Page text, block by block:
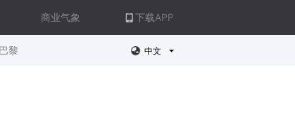
商业气象 下载APP
黎 中文